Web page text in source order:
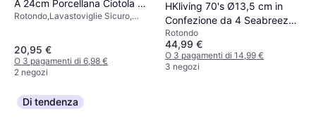
A 24cm Porcellana Ciotola da
portata 43.2cl 23.5cm
Rotondo,Lavastoviglie Sicuro,
20,95 €
O 3 pagamenti di 6,98 €
2 negozi
HKliving 70's Ø13,5 cm in
Confezione da 4 Seabreeze
Ciotola
Rotondo
44,99 €
O 3 pagamenti di 14,99 €
3 negozi
Di tendenza